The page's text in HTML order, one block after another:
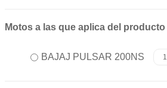
Motos a las que aplica del producto
BAJAJ PULSAR 200NS 1